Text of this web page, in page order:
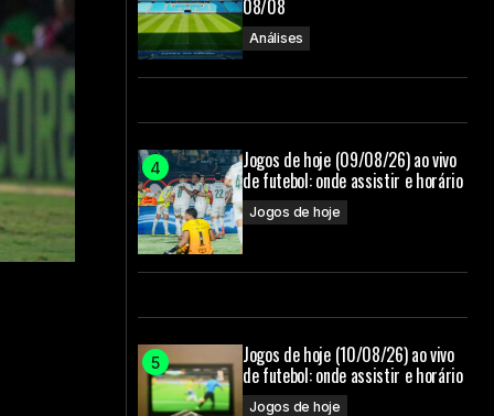
08/08
Análises
Jogos de hoje (09/08/26) ao vivo
de futebol: onde assistir e horário
Jogos de hoje
Jogos de hoje (10/08/26) ao vivo
de futebol: onde assistir e horário
Jogos de hoje